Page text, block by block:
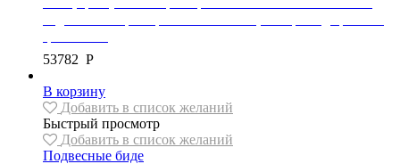
53782 Р
В корзину
Добавить в список желаний
Быстрый просмотр
Добавить в список желаний
Подвесные биде